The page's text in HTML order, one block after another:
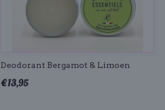
Deodorant Bergamot & Limoen
€ 13,95